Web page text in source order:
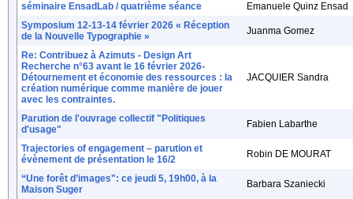
séminaire EnsadLab / quatrième séance
Emanuele Quinz Ensad
Symposium 12-13-14 février 2026 « Réception
de la Nouvelle Typographie »
Juanma Gomez
Re: Contribuez à Azimuts - Design Art
Recherche n°63 avant le 16 février 2026-
Détournement et économie des ressources : la
création numérique comme manière de jouer
avec les contraintes.
JACQUIER Sandra
Parution de l'ouvrage collectif "Politiques
d'usage"
Fabien Labarthe
Trajectories of engagement – parution et
évènement de présentation le 16/2
Robin DE MOURAT
“Une forêt d’images": ce jeudi 5, 19h00, à la
Maison Suger
Barbara Szaniecki